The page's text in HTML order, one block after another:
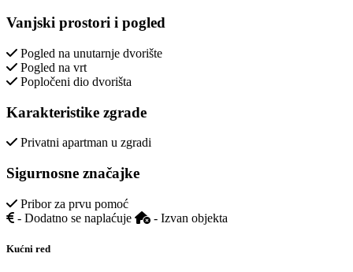
Vanjski prostori i pogled
Pogled na unutarnje dvorište
Pogled na vrt
Popločeni dio dvorišta
Karakteristike zgrade
Privatni apartman u zgradi
Sigurnosne značajke
Pribor za prvu pomoć
- Dodatno se naplaćuje
- Izvan objekta
Kućni red